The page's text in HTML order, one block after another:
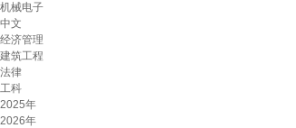
机械电子
中文
经济管理
建筑工程
法律
工科
2025年
2026年